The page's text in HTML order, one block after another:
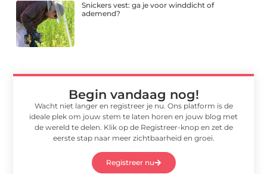
Snickers vest: ga je voor winddicht of
ademend?
Begin vandaag nog!
Wacht niet langer en registreer je nu. Ons platform is de
ideale plek om jouw stem te laten horen en jouw blog met
de wereld te delen. Klik op de Registreer-knop en zet de
eerste stap naar meer zichtbaarheid en groei.
Registreer nu